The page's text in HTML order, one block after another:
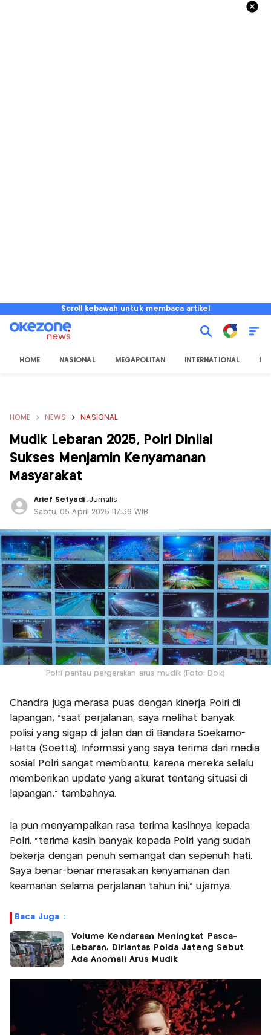
Scroll kebawah untuk membaca artikel
HOME NASIONAL MEGAPOLITAN INTERNATIONAL
HOME NEWS NASIONAL
Mudik Lebaran 2025, Polri Dinilai
Sukses Menjamin Kenyamanan
Masyarakat
Arief Setyadi ,Jurnalis
Sabtu, 05 April 2025 |17:36 WIB
Polri pantau pergerakan arus mudik (Foto: Dok)
Chandra juga merasa puas dengan kinerja Polri di
lapangan, "saat perjalanan, saya melihat banyak
polisi yang sigap di jalan dan di Bandara Soekarno-
Hatta (Soetta). Informasi yang saya terima dari media
sosial Polri sangat membantu, karena mereka selalu
memberikan update yang akurat tentang situasi di
lapangan," tambahnya.
Ia pun menyampaikan rasa terima kasihnya kepada
Polri, "terima kasih banyak kepada Polri yang sudah
bekerja dengan penuh semangat dan sepenuh hati.
Saya benar-benar merasakan kenyamanan dan
keamanan selama perjalanan tahun ini," ujarnya.
Baca Juga :
Volume Kendaraan Meningkat Pasca-
Lebaran, Dirlantas Polda Jateng Sebut
Ada Anomali Arus Mudik